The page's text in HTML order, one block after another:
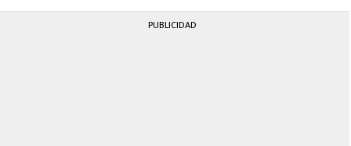
PUBLICIDAD